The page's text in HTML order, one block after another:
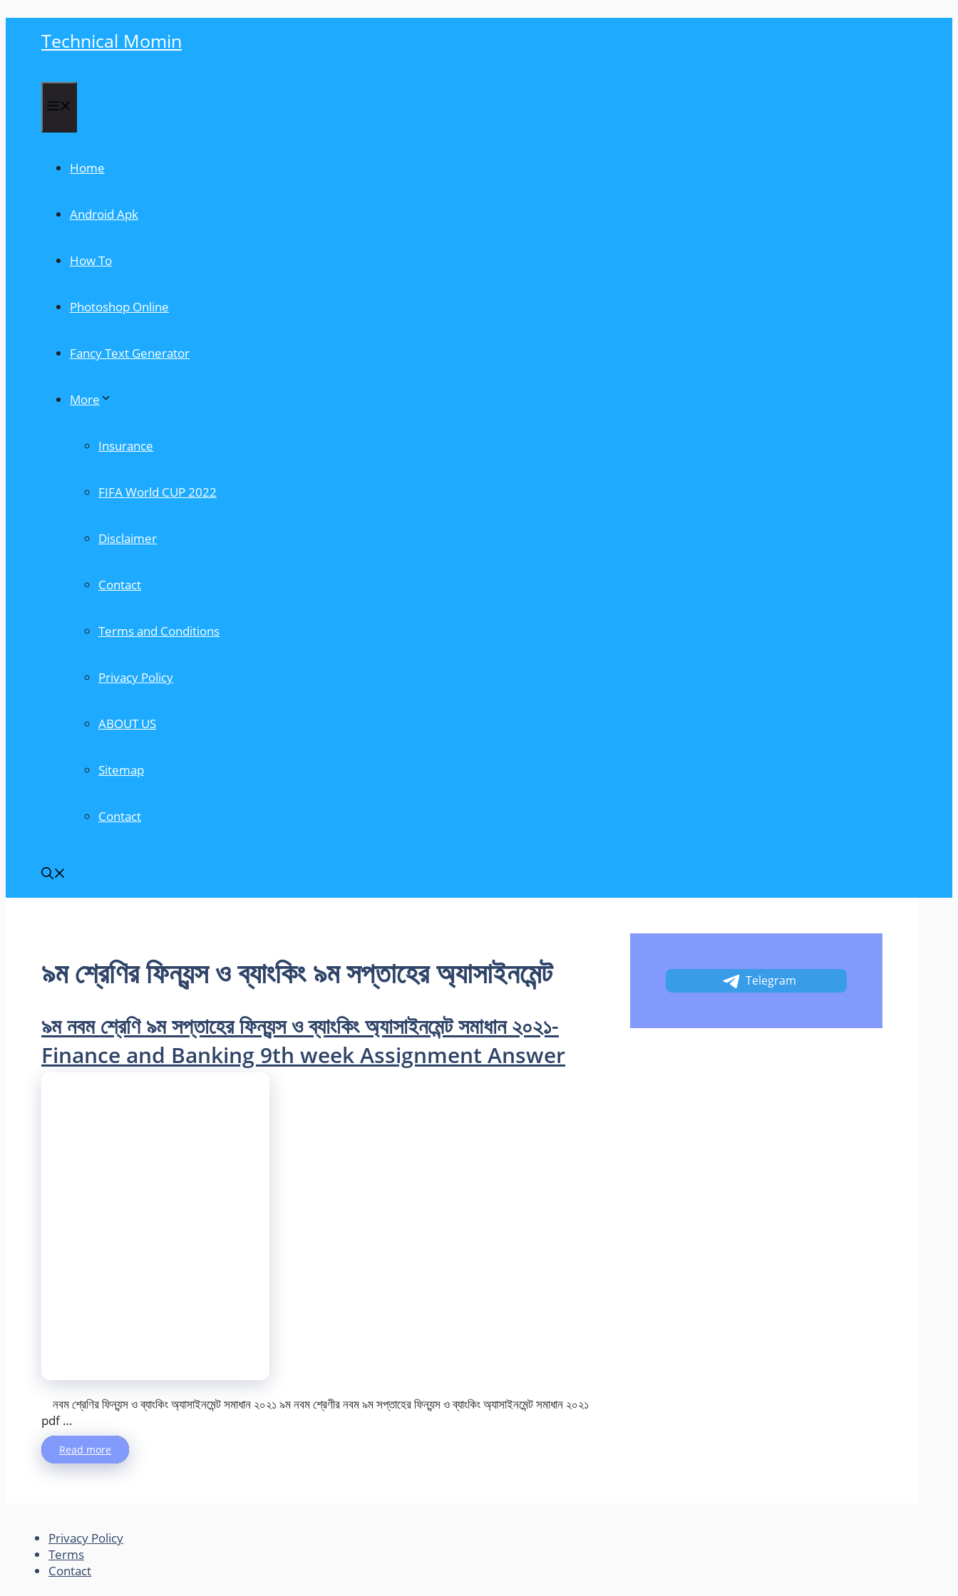
Technical Momin
Home
Android Apk
How To
Photoshop Online
Fancy Text Generator
More
Insurance
FIFA World CUP 2022
Disclaimer
Contact
Terms and Conditions
Privacy Policy
ABOUT US
Sitemap
Contact
৯ম শ্রেণির ফিন্যন্স ও ব্যাংকিং ৯ম সপ্তাহের অ্যাসাইনমেন্ট
৯ম নবম শ্রেণি ৯ম সপ্তাহের ফিন্যন্স ও ব্যাংকিং অ্যাসাইনমেন্ট সমাধান ২০২১-
Finance and Banking 9th week Assignment Answer
নবম শ্রেণির ফিন্যন্স ও ব্যাংকিং অ্যাসাইনমেন্ট সমাধান ২০২১ ৯ম নবম শ্রেণীর নবম ৯ম সপ্তাহের ফিন্যন্স ও ব্যাংকিং অ্যাসাইনমেন্ট সমাধান ২০২১
pdf …
Read more
Telegram
Privacy Policy
Terms
Contact